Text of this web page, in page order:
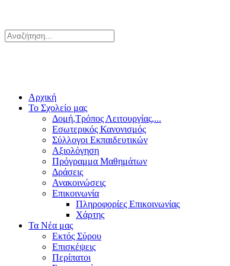
Αρχική
Το Σχολείο μας
Δομή,Τρόπος Λειτουργίας,...
Εσωτερικός Κανονισμός
Σύλλογοι Εκπαιδευτικών
Αξιολόγηση
Πρόγραμμα Μαθημάτων
Δράσεις
Ανακοινώσεις
Επικοινωνία
Πληροφορίες Επικοινωνίας
Χάρτης
Τα Νέα μας
Εκτός Σύρου
Επισκέψεις
Περίπατοι